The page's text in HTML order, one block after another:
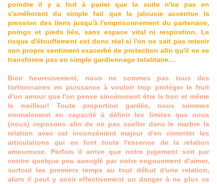
poindre il y a fort à parier que la suite n'ira pas en
s'améliorant du simple fait que la jalousie accentue la
pression des liens jusqu'à l'emprisonnement du partenaire,
poings et pieds liés, sans espace vital ni respiration. Le
risque d'étouffement est donc réel si l'on ne sait pas retenir
son propre sentiment exacerbé de protection afin qu'il ne se
transforme pas en simple gardiennage totalitaire…
Bien heureusement, nous ne sommes pas tous des
tortionnaires en puissance à vouloir trop protéger le fruit
d'un amour que l'on pense sincèrement être le bon et même
le meilleur! Toute proportion gardée, nous sommes
normalement en capacité à définir les limites que nous
(nous) imposons afin de ne pas sceller dans le marbre la
relation avec cet inconvénient majeur d'en cimenter les
articulations qui en font toute l'essence de la relation
amoureuse. Parfois il arrive que notre jugement soit par
contre quelque peu aveuglé par notre engouement d'aimer,
surtout les premiers temps au tout début d'une relation,
alors il peut y avoir effectivement un danger à ne plus se